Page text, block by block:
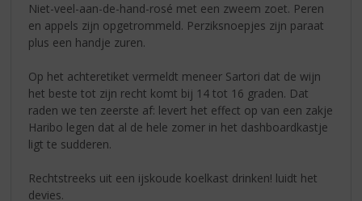
Niet-veel-aan-de-hand-rosé met een zweem zoet. Peren
en appels zijn opgetrommeld. Perziksnoepjes zijn paraat
plus een handje zuren.
Op het achteretiket vermeldt meneer Sartori dat de wijn
het beste tot zijn recht komt bij 14 tot 16 graden. Dat
raden we ten zeerste af: levert het effect op van een zakje
Haribo legen dat al de hele zomer in het dashboardkastje
ligt te sudderen.
Rechtstreeks uit een ijskoude koelkast drinken! luidt het
devies.